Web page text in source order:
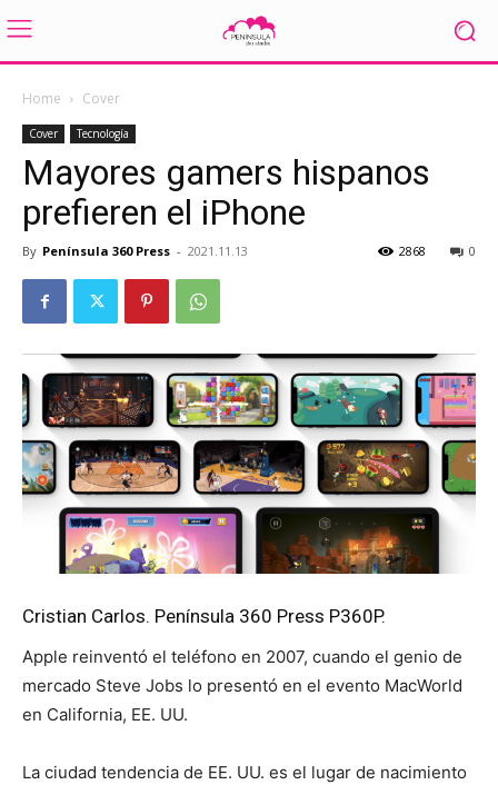
Home Cover
Cover Tecnología
Mayores gamers hispanos
prefieren el iPhone
By Península 360 Press - 2021.11.13 0
2868
Cristian Carlos. Península 360 Press P360P.
Apple reinventó el teléfono en 2007, cuando el genio de
mercado Steve Jobs lo presentó en el evento MacWorld
en California, EE. UU.
La ciudad tendencia de EE. UU. es el lugar de nacimiento